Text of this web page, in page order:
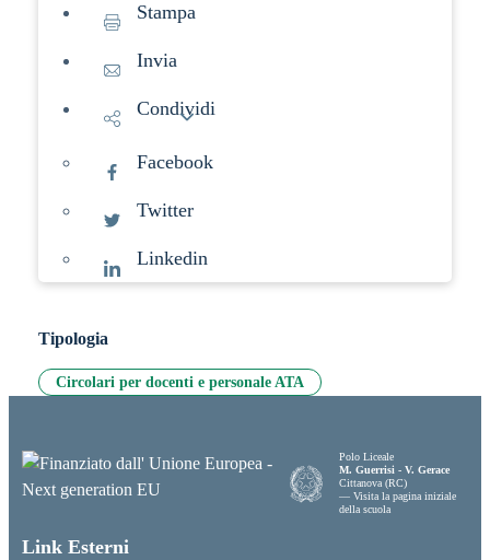
Stampa
Invia
Condividi
Facebook
Twitter
Linkedin
Tipologia
Circolari per docenti e personale ATA
Polo Liceale
M. Guerrisi - V. Gerace
Cittanova (RC)
— Visita la pagina iniziale
della scuola
Link Esterni